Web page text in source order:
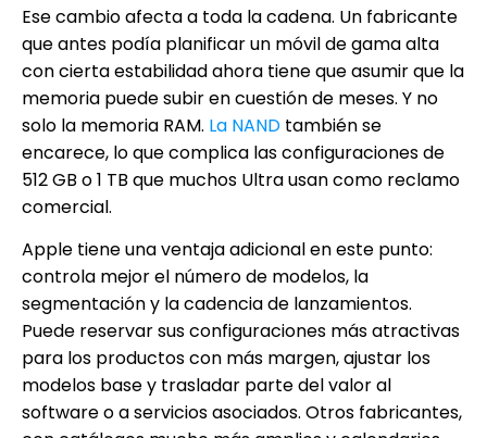
Ese cambio afecta a toda la cadena. Un fabricante
que antes podía planificar un móvil de gama alta
con cierta estabilidad ahora tiene que asumir que la
memoria puede subir en cuestión de meses. Y no
solo la memoria RAM. La NAND también se
encarece, lo que complica las configuraciones de
512 GB o 1 TB que muchos Ultra usan como reclamo
comercial.
Apple tiene una ventaja adicional en este punto:
controla mejor el número de modelos, la
segmentación y la cadencia de lanzamientos.
Puede reservar sus configuraciones más atractivas
para los productos con más margen, ajustar los
modelos base y trasladar parte del valor al
software o a servicios asociados. Otros fabricantes,